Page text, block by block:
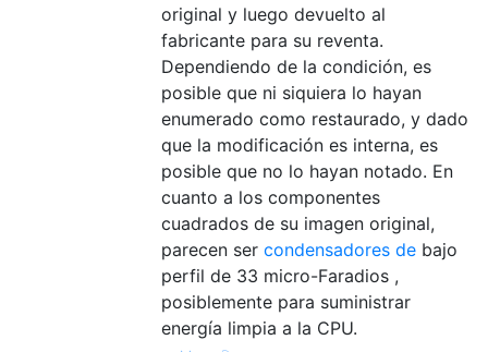
original y luego devuelto al
fabricante para su reventa.
Dependiendo de la condición, es
posible que ni siquiera lo hayan
enumerado como restaurado, y dado
que la modificación es interna, es
posible que no lo hayan notado. En
cuanto a los componentes
cuadrados de su imagen original,
parecen ser condensadores de bajo
perfil de 33 micro-Faradios ,
posiblemente para suministrar
energía limpia a la CPU.